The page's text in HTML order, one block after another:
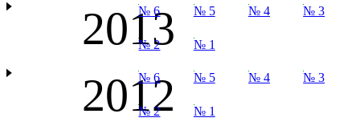
2013
№ 6 № 5 № 4 № 3
№ 2 № 1
2012
№ 6 № 5 № 4 № 3
№ 2 № 1